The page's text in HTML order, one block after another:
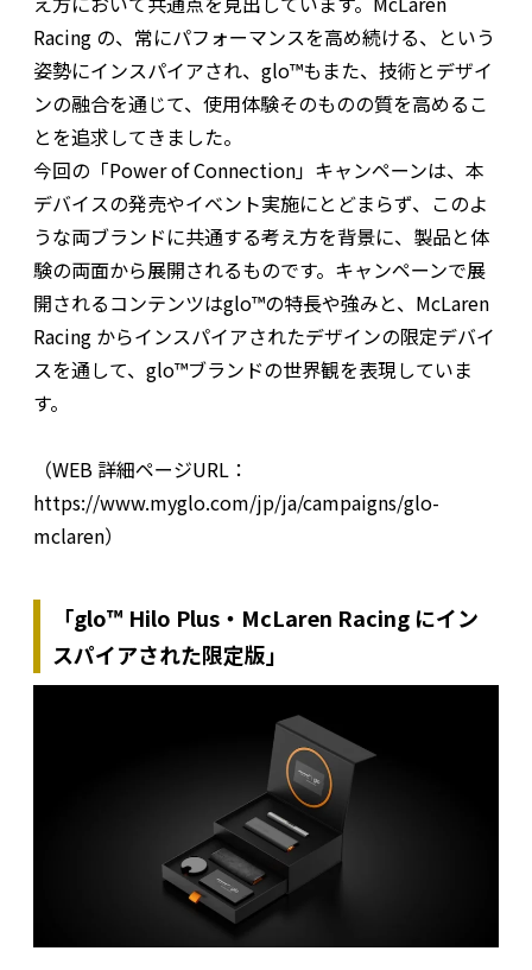
Racing の、常にパフォーマンスを高め続ける、という
姿勢にインスパイアされ、glo™もまた、技術とデザイ
ンの融合を通じて、使用体験そのものの質を高めるこ
とを追求してきました。
今回の「Power of Connection」キャンペーンは、本
デバイスの発売やイベント実施にとどまらず、このよ
うな両ブランドに共通する考え方を背景に、製品と体
験の両面から展開されるものです。キャンペーンで展
開されるコンテンツはglo™の特長や強みと、McLaren
Racing からインスパイアされたデザインの限定デバイ
スを通して、glo™ブランドの世界観を表現していま
す。
（WEB 詳細ページURL：
https://www.myglo.com/jp/ja/campaigns/glo-
mclaren）
「glo™ Hilo Plus・McLaren Racing にイン
スパイアされた限定版」